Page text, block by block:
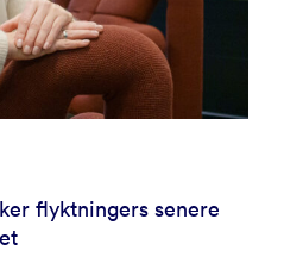
flyktningers senere